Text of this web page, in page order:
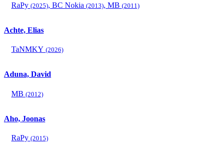
RaPy (2025), BC Nokia (2013), MB (2011)
Achte, Elias
TaNMKY (2026)
Aduna, David
MB (2012)
Aho, Joonas
RaPy (2015)